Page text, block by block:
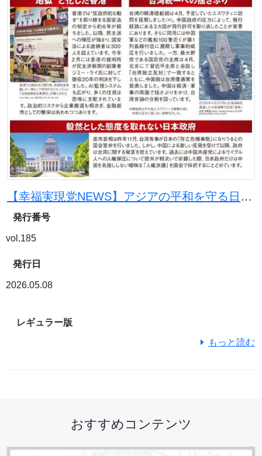
【幸福実現党NEWS】アジアの平和を守る日本の使命
発行番号
vol.185
発行日
2026.05.08
レギュラー版
もっと読む
おすすめコンテンツ